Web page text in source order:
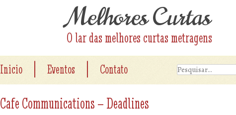
Melhores Curtas
O lar das melhores curtas metragens
Inicio Eventos Contato
Cafe Communications – Deadlines